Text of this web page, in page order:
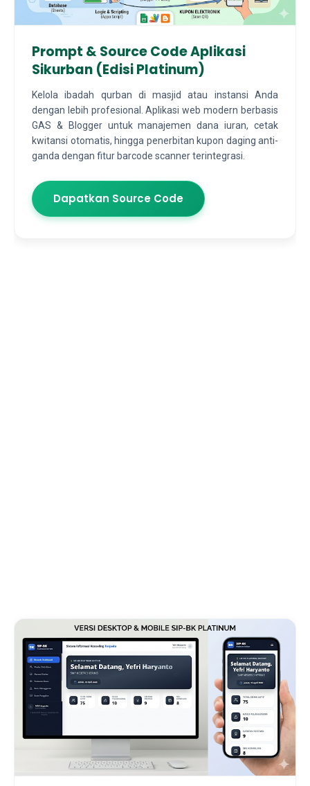
Prompt & Source Code Aplikasi
Sikurban (Edisi Platinum)
Kelola ibadah qurban di masjid atau instansi Anda
dengan lebih profesional. Aplikasi web modern berbasis
GAS & Blogger untuk manajemen dana iuran, cetak
kwitansi otomatis, hingga penerbitan kupon daging anti-
ganda dengan fitur barcode scanner terintegrasi.
Dapatkan Source Code